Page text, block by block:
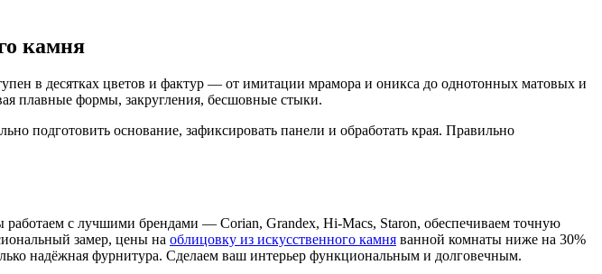
камня
в десятках цветов и фактур — от имитации мрамора и оникса до однотонных матовых и
плавные формы, закругления, бесшовные стыки.
подготовить основание, зафиксировать панели и обработать края. Правильно
с лучшими брендами — Corian, Grandex, Hi-Macs, Staron, обеспечиваем точную
замер, цены на облицовку из искусственного камня ванной комнаты ниже на 30%
надёжная фурнитура. Сделаем ваш интерьер функциональным и долговечным.